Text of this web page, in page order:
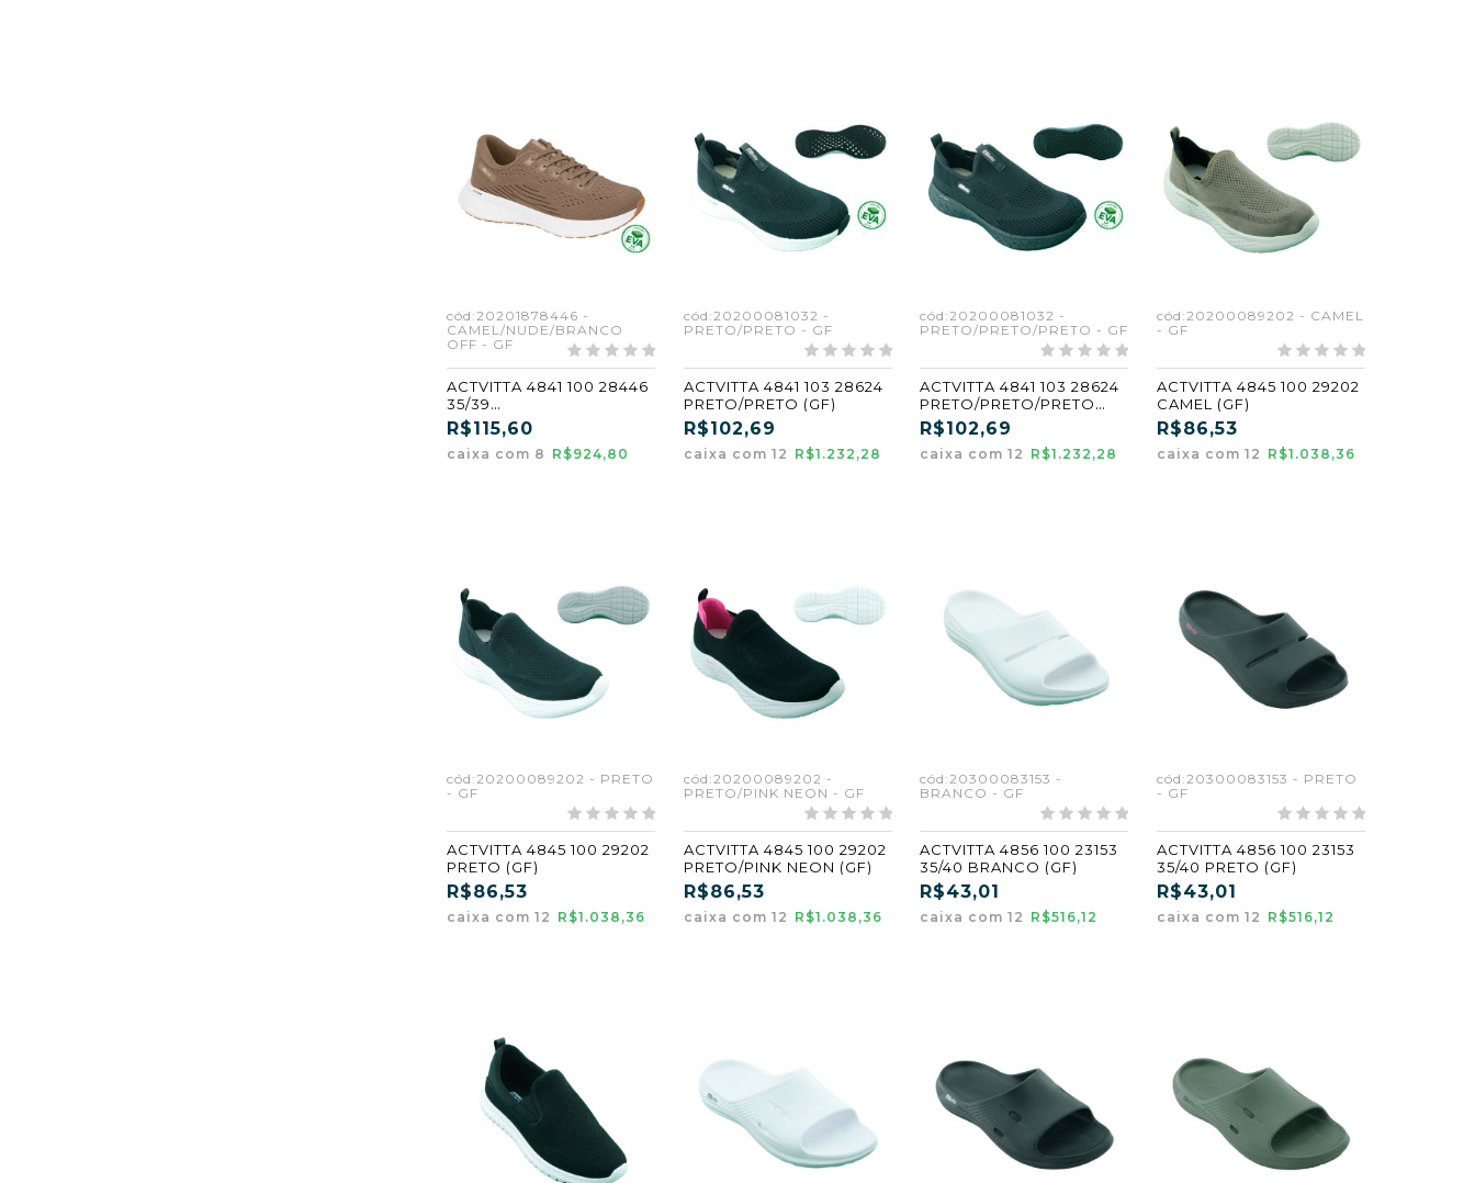
cód:20201878446 -
CAMEL/NUDE/BRANCO
OFF - GF
ACTVITTA 4841 100 28446
35/39
CAMEL/NUDE/BRANCO
OFF (GF) (CX8)
R$115,60
caixa com 8 R$924,80
cód:20200081032 -
PRETO/PRETO - GF
ACTVITTA 4841 103 28624
PRETO/PRETO (GF)
R$102,69
caixa com 12 R$1.232,28
cód:20200081032 -
PRETO/PRETO/PRETO - GF
ACTVITTA 4841 103 28624
PRETO/PRETO/PRETO
(GF)
R$102,69
caixa com 12 R$1.232,28
cód:20200089202 - CAMEL
- GF
ACTVITTA 4845 100 29202
CAMEL (GF)
R$86,53
caixa com 12 R$1.038,36
cód:20200089202 - PRETO
- GF
ACTVITTA 4845 100 29202
PRETO (GF)
R$86,53
caixa com 12 R$1.038,36
cód:20200089202 -
PRETO/PINK NEON - GF
ACTVITTA 4845 100 29202
PRETO/PINK NEON (GF)
R$86,53
caixa com 12 R$1.038,36
cód:20300083153 -
BRANCO - GF
ACTVITTA 4856 100 23153
35/40 BRANCO (GF)
R$43,01
caixa com 12 R$516,12
cód:20300083153 - PRETO
- GF
ACTVITTA 4856 100 23153
35/40 PRETO (GF)
R$43,01
caixa com 12 R$516,12